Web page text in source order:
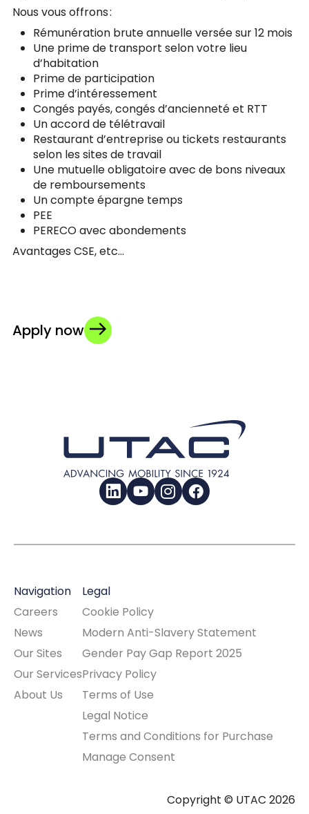
Nous vous offrons :
Rémunération brute annuelle versée sur 12 mois
Une prime de transport selon votre lieu
d’habitation
Prime de participation
Prime d’intéressement
Congés payés, congés d’ancienneté et RTT
Un accord de télétravail
Restaurant d’entreprise ou tickets restaurants
selon les sites de travail
Une mutuelle obligatoire avec de bons niveaux
de remboursements
Un compte épargne temps
PEE
PERECO avec abondements
Avantages CSE, etc…
Apply now
LinkedInYouTubeInstagramFacebook
Navigation
Careers
News
Our Sites
Our Services
About Us
Legal
Cookie Policy
Modern Anti-Slavery Statement
Gender Pay Gap Report 2025
Privacy Policy
Terms of Use
Legal Notice
Terms and Conditions for Purchase
Manage Consent
Copyright © UTAC 2026